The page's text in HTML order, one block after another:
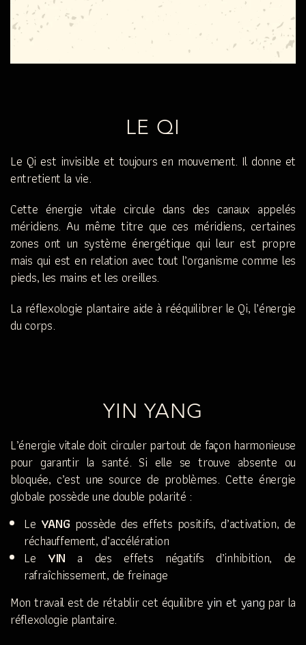
LE QI
Le Qi est invisible et toujours en mouvement. Il donne et
entretient la vie.
Cette énergie vitale circule dans des canaux appelés
méridiens. Au même titre que ces méridiens, certaines
zones ont un système énergétique qui leur est propre
mais qui est en relation avec tout l’organisme comme les
pieds, les mains et les oreilles.
La réflexologie plantaire aide à rééquilibrer le Qi, l’énergie
du corps.
YIN YANG
L’énergie vitale doit circuler partout de façon harmonieuse
pour garantir la santé. Si elle se trouve absente ou
bloquée, c’est une source de problèmes. Cette énergie
globale possède une double polarité :
Le YANG possède des effets positifs, d’activation, de
réchauffement, d’accélération
Le YIN a des effets négatifs d’inhibition, de
rafraîchissement, de freinage
Mon travail est de rétablir cet équilibre yin et yang par la
réflexologie plantaire.